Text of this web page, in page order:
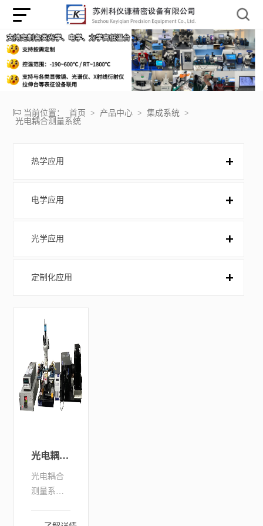
当前位置： 首页 > 产品中心 > 集成系统 >
光电耦合测量系统
热学应用
电学应用
光学应用
定制化应用
光电耦合测量系统
光电耦合
测量系
探针台、